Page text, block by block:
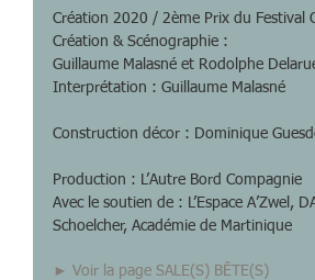
Création 2020 / 2ème Prix du Festival
Création & Scénographie :
Guillaume Malasné et Rodolphe
Interprétation : Guillaume Malasné
Construction décor : Dominique
Production : L’Autre Bord Compagnie
Avec le soutien de : L’Espace A’Zwel,
Schoelcher, Académie de Martinique
► Voir la page SALE(S) BÊTE(S)